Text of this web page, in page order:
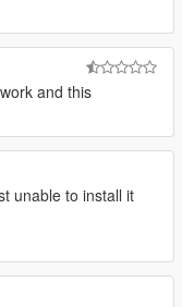
and this
unable to install it